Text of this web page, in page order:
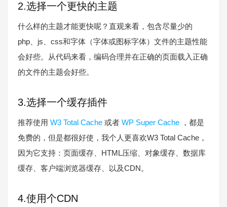
2.选择一个更快的主题
什么样的主题才能更快呢？直观来看，包含尽量少的
php、js、css和字体（字体或图标字体）文件的主题性能
会好些。从代码来看，编码合理并在正确的页面载入正确
的文件的主题会好些。
3.选择一个缓存插件
推荐使用 W3 Total Cache 或者 WP Super Cache ，都是
免费的，但是都很好使，我个人更喜欢W3 Total Cache，
因为它支持：页面缓存、HTML压缩、对象缓存、数据库
缓存、客户端浏览器缓存、以及CDN。
4.使用个CDN